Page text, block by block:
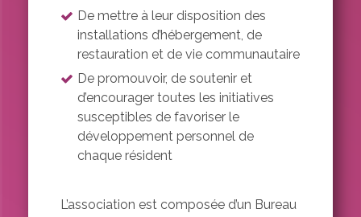
De mettre à leur disposition des
installations d’hébergement, de
restauration et de vie communautaire
De promouvoir, de soutenir et
d’encourager toutes les initiatives
susceptibles de favoriser le
développement personnel de
chaque résident
L’association est composée d’un Bureau